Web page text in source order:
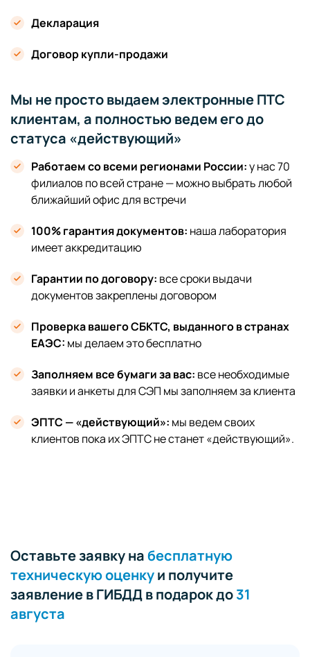
Декларация
Договор купли-продажи
Мы не просто выдаем электронные ПТС
клиентам, а полностью ведем его до
статуса «действующий»
Работаем со всеми регионами России:у нас 70
филиалов по всей стране — можно выбрать любой
ближайший офис для встречи
100% гарантия документов: наша лаборатория
имеет аккредитацию
Гарантии по договору: все сроки выдачи
документов закреплены договором
Проверка вашего СБКТС, выданного в странах
ЕАЭС: мы делаем это бесплатно
Заполняем все бумаги за вас: все необходимые
заявки и анкеты для СЭП мы заполняем за клиента
ЭПТС — «действующий»: мы ведем своих
клиентов пока их ЭПТС не станет «действующий».
Оставьте заявку набесплатную
техническую оценкуи получите
заявление в ГИБДД в подарок до31
августа